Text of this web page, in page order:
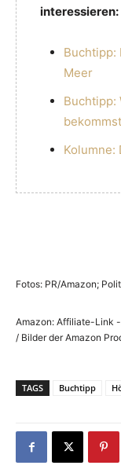
interessieren:
Buchtipp:
Meer
Buchtipp:
Kolumne:
Fotos: PR/Amazon;
Amazon: Affiliate-Link -
/ Bilder der Amazon
TAGS Buchtipp